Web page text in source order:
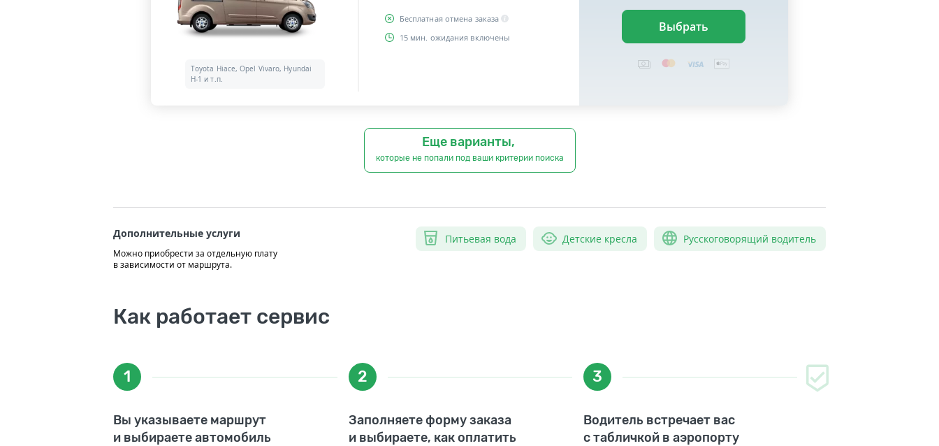
Toyota Hiace, Opel Vivaro, Hyundai
H-1 и т.п.
Бесплатная отмена заказа
15 мин. ожидания включены
Выбрать
Еще варианты,
которые не попали под ваши критерии поиска
Дополнительные услуги
Можно приобрести за отдельную плату
в зависимости от маршрута.
Питьевая вода Детские кресла Русскоговорящий водитель
Как работает сервис
1
Вы указываете маршрут
и выбираете автомобиль
2
Заполняете форму заказа
и выбираете, как оплатить
3
Водитель встречает вас
с табличкой в аэропорту